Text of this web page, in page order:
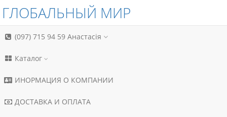
ГЛОБАЛЬНЫЙ МИР
(097) 715 94 59 Анастасія
Каталог
ИНОРМАЦИЯ О КОМПАНИИ
ДОСТАВКА И ОПЛАТА